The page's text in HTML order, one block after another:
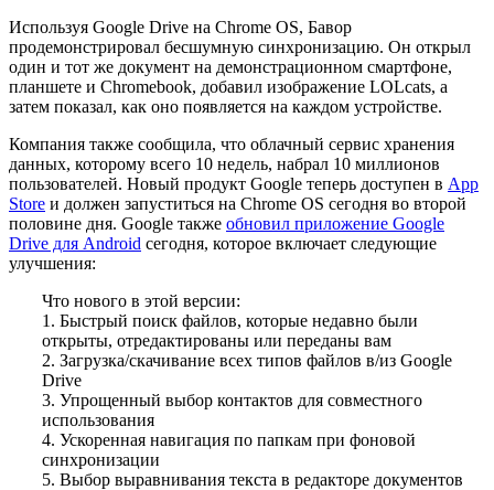
Используя Google Drive на Chrome OS, Бавор
продемонстрировал бесшумную синхронизацию. Он открыл
один и тот же документ на демонстрационном смартфоне,
планшете и Chromebook, добавил изображение LOLcats, а
затем показал, как оно появляется на каждом устройстве.
Компания также сообщила, что облачный сервис хранения
данных, которому всего 10 недель, набрал 10 миллионов
пользователей. Новый продукт Google теперь доступен в App
Store и должен запуститься на Chrome OS сегодня во второй
половине дня. Google также обновил приложение Google
Drive для Android сегодня, которое включает следующие
улучшения:
Что нового в этой версии:
1. Быстрый поиск файлов, которые недавно были
открыты, отредактированы или переданы вам
2. Загрузка/скачивание всех типов файлов в/из Google
Drive
3. Упрощенный выбор контактов для совместного
использования
4. Ускоренная навигация по папкам при фоновой
синхронизации
5. Выбор выравнивания текста в редакторе документов